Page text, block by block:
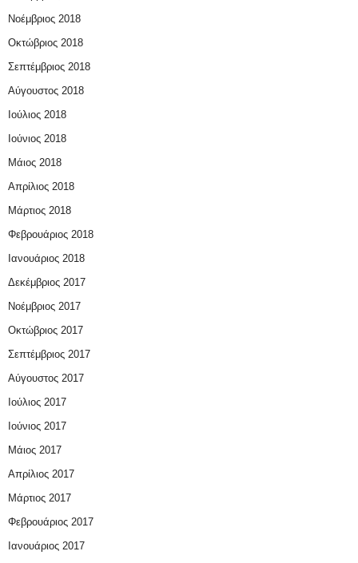
Νοέμβριος 2018
Οκτώβριος 2018
Σεπτέμβριος 2018
Αύγουστος 2018
Ιούλιος 2018
Ιούνιος 2018
Μάιος 2018
Απρίλιος 2018
Μάρτιος 2018
Φεβρουάριος 2018
Ιανουάριος 2018
Δεκέμβριος 2017
Νοέμβριος 2017
Οκτώβριος 2017
Σεπτέμβριος 2017
Αύγουστος 2017
Ιούλιος 2017
Ιούνιος 2017
Μάιος 2017
Απρίλιος 2017
Μάρτιος 2017
Φεβρουάριος 2017
Ιανουάριος 2017